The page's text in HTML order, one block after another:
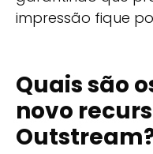
impressão fique
Quais são
novo